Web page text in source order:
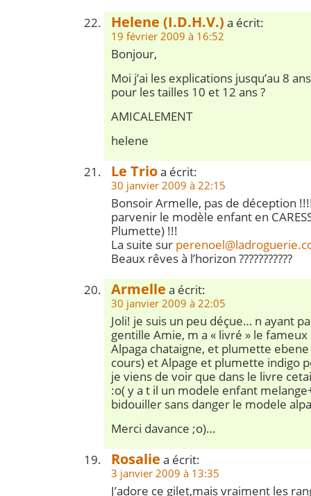
Helene (I.D.H.V.) a écrit:
19 février 2009 à 16:52
Bonjour,
Moi j’ai les explications jusqu’au 8
pour les tailles 10 et 12 ans ?
AMICALEMENT
helene
Le Trioa écrit:
30 janvier 2009 à 22:15
Bonsoir Armelle, pas de déception
parvenir le modèle enfant en
Plumette) !!!
La suite sur
Beaux rêves à l’horizon ???????????
Armelle a écrit:
30 janvier 2009 à 22:05
Joli! je suis un peu déçue… n ayant
gentille Amie, m a « livré » le
Alpaga chataigne, et plumette
cours) et Alpage et plumette indigo
je viens de voir que dans le livre
:o( y a t il un modele enfant
bidouiller sans danger le modele
Merci davance ;o)…
Rosalie a écrit:
3 janvier 2009 à 13:35
J’adore ce gilet,mais vraiment les